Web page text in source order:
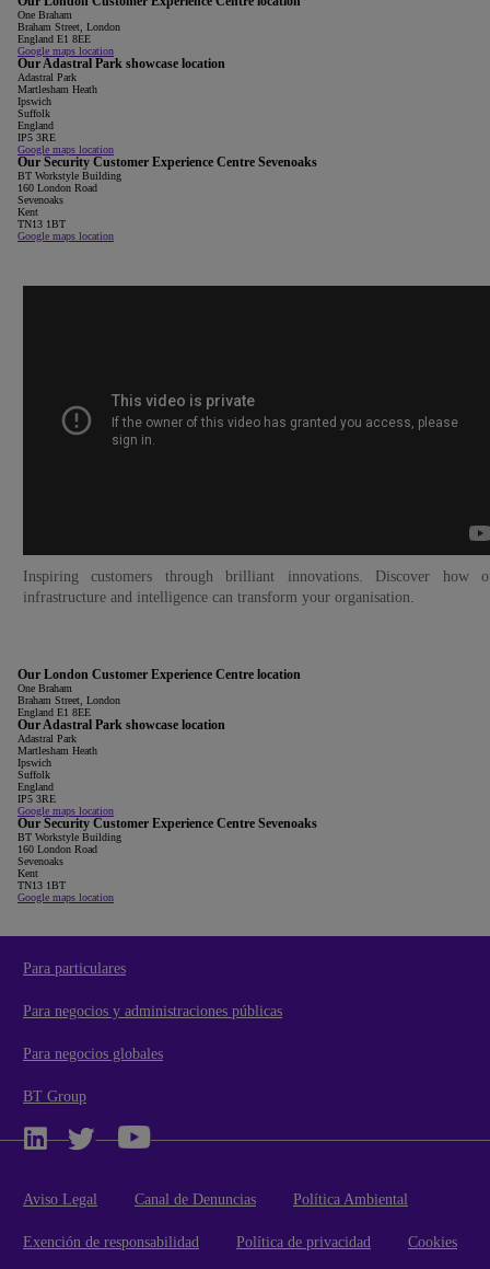
One Braham
Braham Street, London
England E1 8EE
Google maps location
Our Adastral Park showcase location
Adastral Park
Martlesham Heath
Ipswich
Suffolk
England
IP5 3RE
Google maps location
Our Security Customer Experience Centre Sevenoaks
BT Workstyle Building
160 London Road
Sevenoaks
Kent
TN13 1BT
Google maps location
Inspiring customers through brilliant innovations. Discover how
infrastructure and intelligence can transform your organisation.
Our London Customer Experience Centre location
One Braham
Braham Street, London
England E1 8EE
Our Adastral Park showcase location
Adastral Park
Martlesham Heath
Ipswich
Suffolk
England
IP5 3RE
Google maps location
Our Security Customer Experience Centre Sevenoaks
BT Workstyle Building
160 London Road
Sevenoaks
Kent
TN13 1BT
Google maps location
Para particulares
Para negocios y administraciones públicas
Para negocios globales
BT Group
Aviso Legal Canal de Denuncias Política Ambiental
Exención de responsabilidad Política de privacidad Cookies